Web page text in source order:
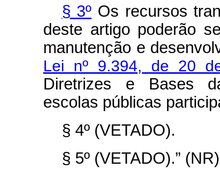
§ 3º Os recursos
deste artigo poderão
manutenção e
Lei nº 9.394, de 20
Diretrizes e Bases
escolas públicas
§ 4º (VETADO).
§ 5º (VETADO).” (NR)